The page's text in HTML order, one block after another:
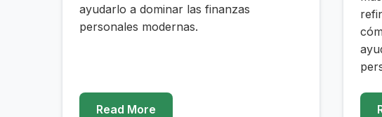
ayudarlo a dominar las finanzas
personales modernas.
Read More